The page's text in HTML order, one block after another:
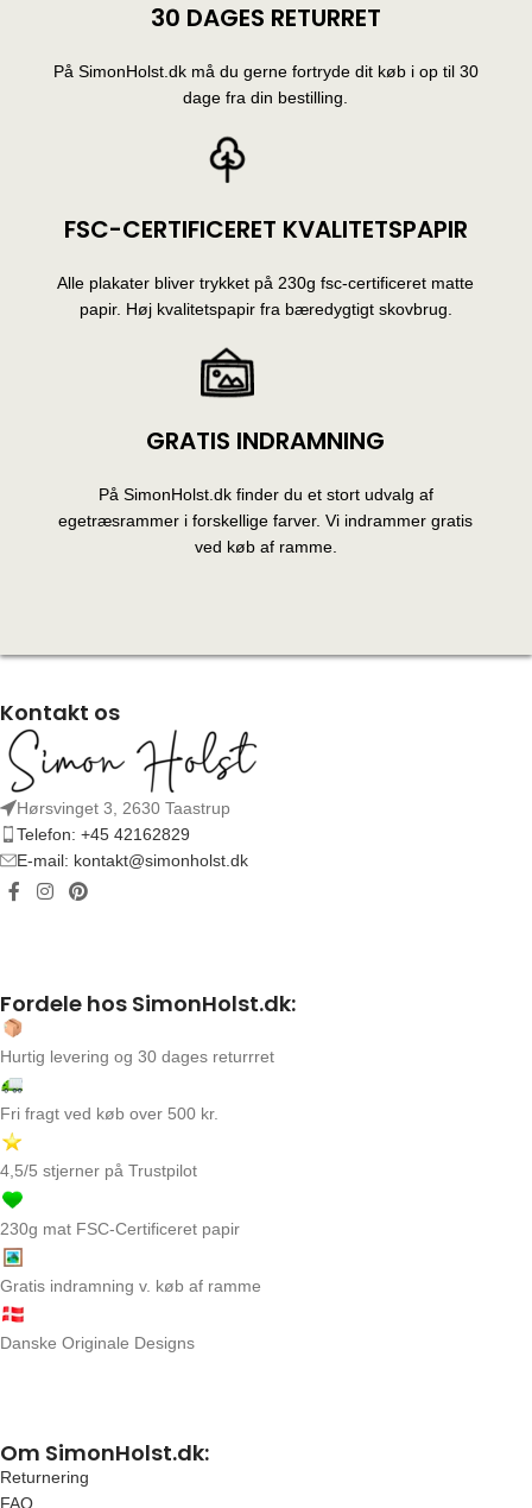
30 DAGES RETURRET
På SimonHolst.dk må du gerne fortryde dit køb i op til 30
dage fra din bestilling.
FSC-CERTIFICERET KVALITETSPAPIR
Alle plakater bliver trykket på 230g fsc-certificeret matte
papir. Høj kvalitetspapir fra bæredygtigt skovbrug.
GRATIS INDRAMNING
På SimonHolst.dk finder du et stort udvalg af
egetræsrammer i forskellige farver. Vi indrammer gratis
ved køb af ramme.
Kontakt os
Hørsvinget 3, 2630 Taastrup
Telefon: +45 42162829
E-mail: kontakt@simonholst.dk
Fordele hos SimonHolst.dk:
Hurtig levering og 30 dages returrret
Fri fragt ved køb over 500 kr.
4,5/5 stjerner på Trustpilot
230g mat FSC-Certificeret papir
Gratis indramning v. køb af ramme
Danske Originale Designs
Om SimonHolst.dk:
Returnering
FAQ